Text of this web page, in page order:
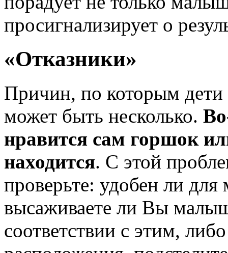
просигнализирует о
«Отказники»
Причин, по которым дети
может быть несколько.
нравится сам горшок
находится. С этой
проверьте: удобен ли
высаживаете ли Вы
соответствии с этим,